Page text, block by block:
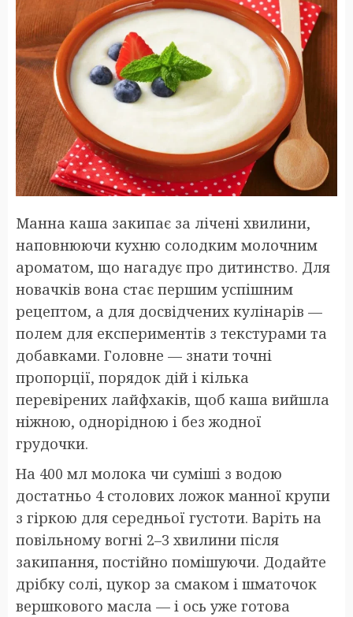
Манна каша закипає за лічені хвилини,
наповнюючи кухню солодким молочним
ароматом, що нагадує про дитинство. Для
новачків вона стає першим успішним
рецептом, а для досвідчених кулінарів —
полем для експериментів з текстурами та
добавками. Головне — знати точні
пропорції, порядок дій і кілька
перевірених лайфхаків, щоб каша вийшла
ніжною, однорідною і без жодної
грудочки.
На 400 мл молока чи суміші з водою
достатньо 4 столових ложок манної крупи
з гіркою для середньої густоти. Варіть на
повільному вогні 2–3 хвилини після
закипання, постійно помішуючи. Додайте
дрібку солі, цукор за смаком і шматочок
вершкового масла — і ось уже готова